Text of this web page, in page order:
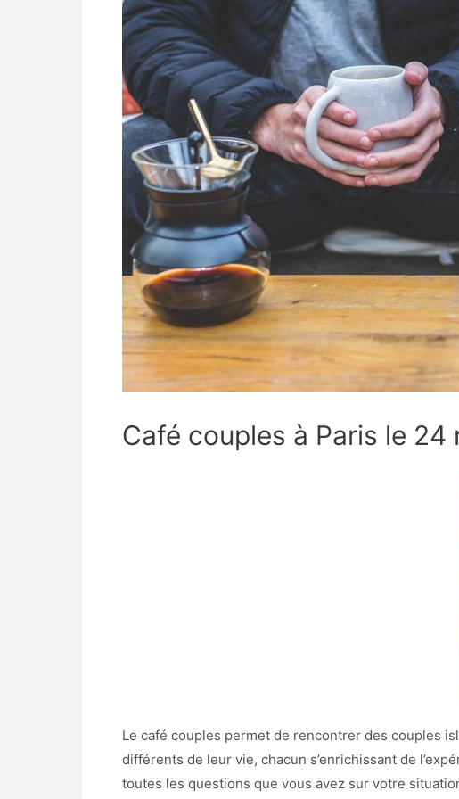
Café couples à Paris le 24
Le café couples permet de rencontrer des couples
différents de leur vie, chacun s’enrichissant de
toutes les questions que vous avez sur votre